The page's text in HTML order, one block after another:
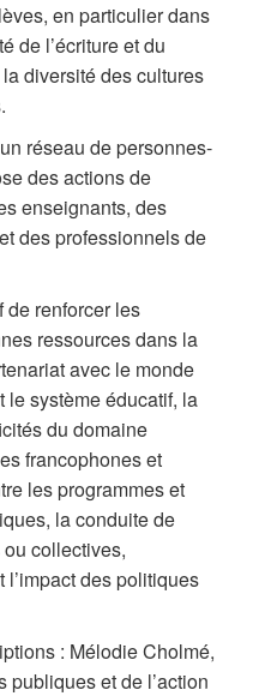
en particulier dans
de l’écriture et du
diversité des cultures
réseau de personnes-
des actions de
enseignants, des
des professionnels de
renforcer les
ressources dans la
avec le monde
le système éducatif, la
du domaine
francophones et
les programmes et
la conduite de
collectives,
l’impact des politiques
: Mélodie Cholmé,
et de l’action